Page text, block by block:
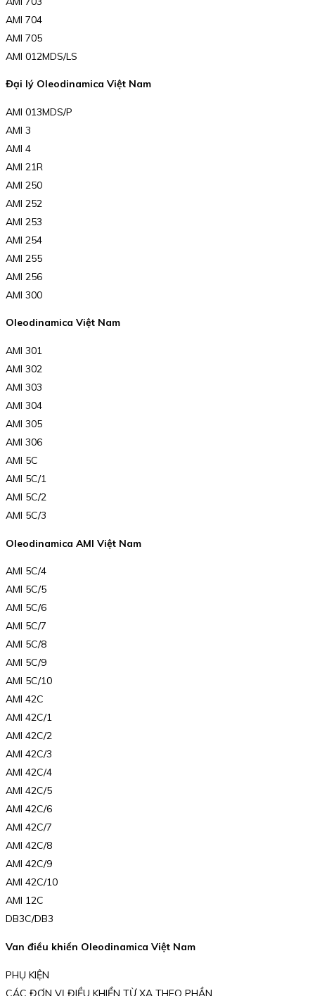
AMI 704
AMI 705
AMI 012MDS/LS
Đại lý Oleodinamica Việt Nam
AMI 013MDS/P
AMI 3
AMI 4
AMI 21R
AMI 250
AMI 252
AMI 253
AMI 254
AMI 255
AMI 256
AMI 300
Oleodinamica Việt Nam
AMI 301
AMI 302
AMI 303
AMI 304
AMI 305
AMI 306
AMI 5C
AMI 5C/1
AMI 5C/2
AMI 5C/3
Oleodinamica AMI Việt Nam
AMI 5C/4
AMI 5C/5
AMI 5C/6
AMI 5C/7
AMI 5C/8
AMI 5C/9
AMI 5C/10
AMI 42C
AMI 42C/1
AMI 42C/2
AMI 42C/3
AMI 42C/4
AMI 42C/5
AMI 42C/6
AMI 42C/7
AMI 42C/8
AMI 42C/9
AMI 42C/10
AMI 12C
DB3C/DB3
Van điều khiển Oleodinamica Việt Nam
PHỤ KIỆN
CÁC ĐƠN VỊ ĐIỀU KHIỂN TỪ XA THEO PHẦN